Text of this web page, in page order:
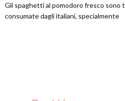
Gli spaghetti al pomodoro fresco sono
consumate dagli italiani, specialmente